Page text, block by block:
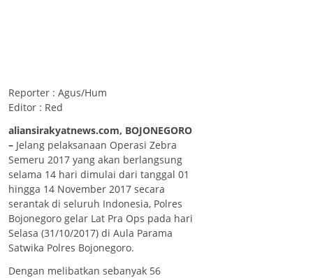
Reporter : Agus/Hum
Editor : Red
aliansirakyatnews.com, BOJONEGORO
– Jelang pelaksanaan Operasi Zebra
Semeru 2017 yang akan berlangsung
selama 14 hari dimulai dari tanggal 01
hingga 14 November 2017 secara
serantak di seluruh Indonesia, Polres
Bojonegoro gelar Lat Pra Ops pada hari
Selasa (31/10/2017) di Aula Parama
Satwika Polres Bojonegoro.
Dengan melibatkan sebanyak 56